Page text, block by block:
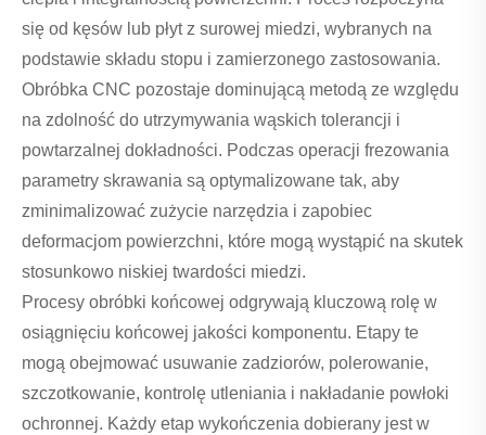
się od kęsów lub płyt z surowej miedzi, wybranych na
podstawie składu stopu i zamierzonego zastosowania.
Obróbka CNC pozostaje dominującą metodą ze względu
na zdolność do utrzymywania wąskich tolerancji i
powtarzalnej dokładności. Podczas operacji frezowania
parametry skrawania są optymalizowane tak, aby
zminimalizować zużycie narzędzia i zapobiec
deformacjom powierzchni, które mogą wystąpić na skutek
stosunkowo niskiej twardości miedzi.
Procesy obróbki końcowej odgrywają kluczową rolę w
osiągnięciu końcowej jakości komponentu. Etapy te
mogą obejmować usuwanie zadziorów, polerowanie,
szczotkowanie, kontrolę utleniania i nakładanie powłoki
ochronnej. Każdy etap wykończenia dobierany jest w